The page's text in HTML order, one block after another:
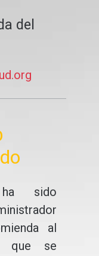
del
sido
al
que se